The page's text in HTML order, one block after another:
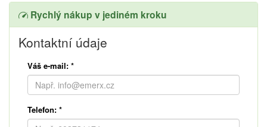
Rychlý nákup v jediném kroku
Kontaktní údaje
Váš e-mail: *
Telefon: *